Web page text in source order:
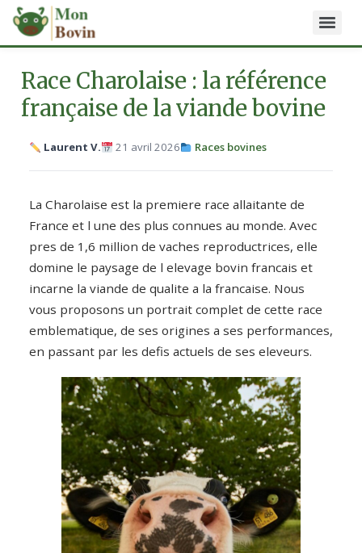
Race Charolaise : la référence
française de la viande bovine
Laurent V. 21 avril 2026 Races bovines
La Charolaise est la premiere race allaitante de
France et l une des plus connues au monde. Avec
pres de 1,6 million de vaches reproductrices, elle
domine le paysage de l elevage bovin francais et
incarne la viande de qualite a la francaise. Nous
vous proposons un portrait complet de cette race
emblematique, de ses origines a ses performances,
en passant par les defis actuels de ses eleveurs.